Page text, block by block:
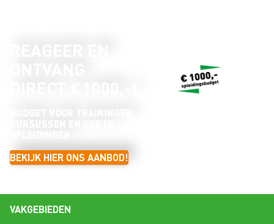
BEKIJK HIER ONS AANBOD!
VAKGEBIEDEN